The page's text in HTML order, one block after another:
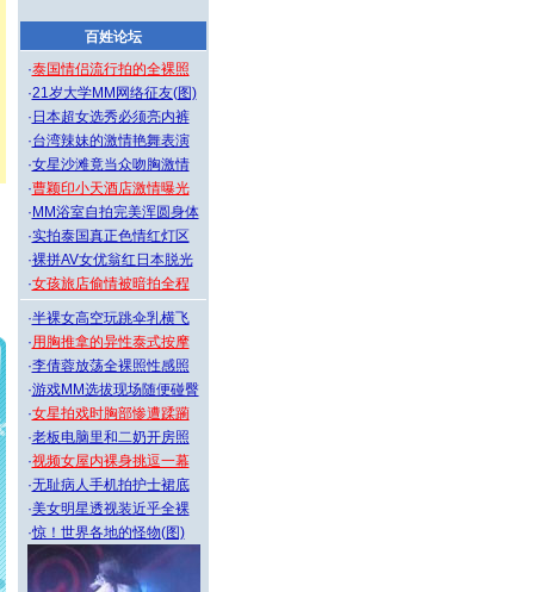
百姓论坛
·泰国情侣流行拍的全裸照
·21岁大学MM网络征友(图)
· 日本超女选秀必须亮内裤
·台湾辣妹的激情艳舞表演
·女星沙滩竟当众吻胸激情
·曹颖印小天酒店激情曝光
· MM浴室自拍完美浑圆身体
·实拍泰国真正色情红灯区
·裸拼AV女优翁红日本脱光
·女孩旅店偷情被暗拍全程
·半裸女高空玩跳伞乳横飞
·用胸推拿的异性泰式按摩
·李倩蓉放荡全裸照性感照
·游戏MM选拔现场随便碰臀
·女星拍戏时胸部惨遭蹂躏
·老板电脑里和二奶开房照
·视频女屋内裸身挑逗一幕
·无耻病人手机拍护士裙底
·美女明星透视装近乎全裸
·惊！世界各地的怪物(图)